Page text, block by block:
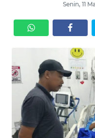
Senin, 11
SERBA-
SERBI
INDEKS
BERITA
KONTAK
KAMI